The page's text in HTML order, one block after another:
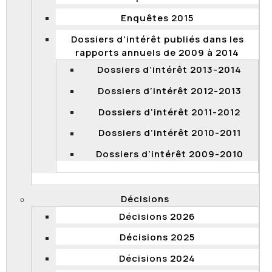
Enquêtes 2015
Dossiers d'intérêt publiés dans les
rapports annuels de 2009 à 2014
Dossiers d’intérêt 2013-2014
Dossiers d’intérêt 2012-2013
Dossiers d’intérêt 2011-2012
Dossiers d’intérêt 2010-2011
Dossiers d’intérêt 2009-2010
Décisions
Décisions 2026
Décisions 2025
Décisions 2024
état détaillé des montants réclamés et de
consulter la personne en cause sur le mode de
remboursement qui lui convient, dans un délai
maximal proportionnel à celui au cours duquel le
versement en trop a été effectué;
de rappeler à l’ensemble du personnel de la
Direction des ressources humaines leurs
obligations en matière d’éthique et de conflit
d’une durée maximale de 55 jours;
de revoir la description d’emploi de la personne
en cause et de la faire évaluer par une entité
de produire une description d’emploi, évaluée et
à jour, des emplois de coordonnatrice de
l’équipe de la gestion de la main-d’œuvre et de
directrice des ressources humaines;